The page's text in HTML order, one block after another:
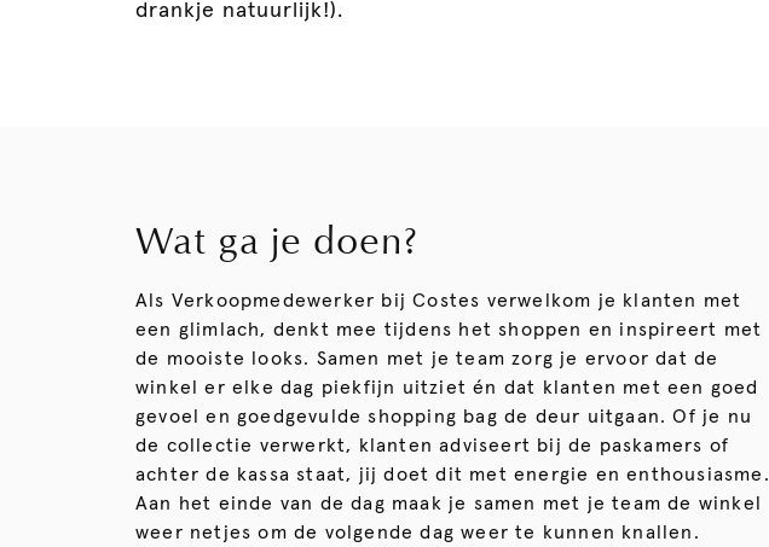
drankje natuurlijk!).
Wat ga je doen?
Als Verkoopmedewerker bij Costes verwelkom je klanten met
een glimlach, denkt mee tijdens het shoppen en inspireert met
de mooiste looks. Samen met je team zorg je ervoor dat de
winkel er elke dag piekfijn uitziet én dat klanten met een goed
gevoel en goedgevulde shopping bag de deur uitgaan. Of je nu
de collectie verwerkt, klanten adviseert bij de paskamers of
achter de kassa staat, jij doet dit met energie en enthousiasme.
Aan het einde van de dag maak je samen met je team de winkel
weer netjes om de volgende dag weer te kunnen knallen.